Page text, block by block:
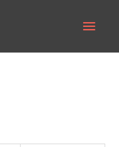
Menu